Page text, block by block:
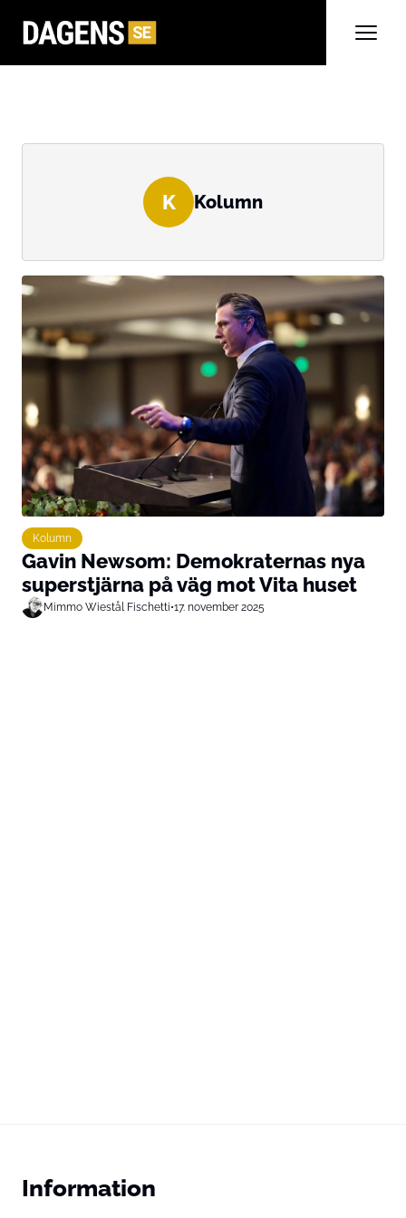
K Kolumn
Kolumn
Gavin Newsom: Demokraternas nya
superstjärna på väg mot Vita huset
Mimmo Wiestål Fischetti•17. november 2025
Information